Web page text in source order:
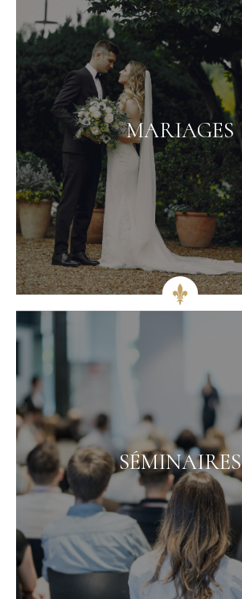
MARIAGES
SÉMINAIRES